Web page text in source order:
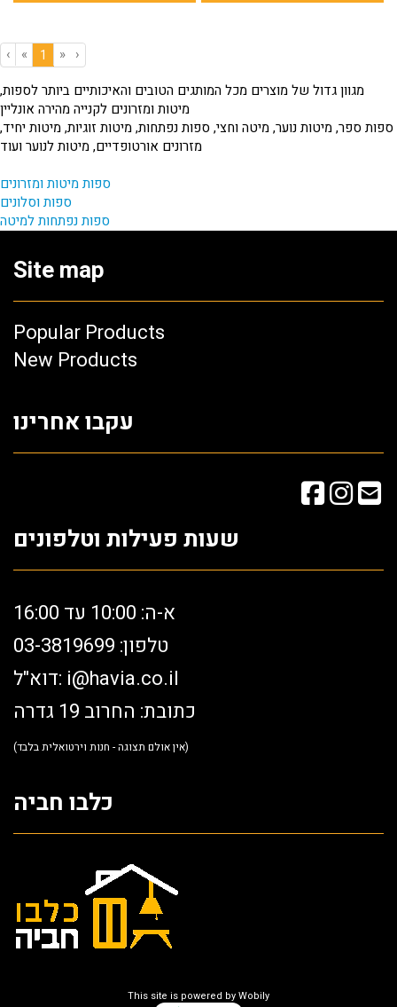
‹ « 1 (current)
» ›
מגוון גדול של מוצרים מכל המותגים הטובים והאיכותיים ביותר לספות,
מיטות ומזרונים לקנייה מהירה אונליין
ספות ספר, מיטות נוער, מיטה וחצי, ספות נפתחות, מיטות זוגיות, מיטות יחיד,
מזרונים אורטופדיים, מיטות לנוער ועוד
ספות מיטות ומזרונים
ספות וסלונים
ספות נפתחות למיטה
Site map
Popular Products
New Products
עקבו אחרינו
שעות פעילות וטלפונים
א-ה: 10:00 עד 16:00
טלפון: 03-3819699
דוא"ל: i@havia.co.il
כתובת: החרוב 19 גדרה
(אין אולם תצוגה - חנות וירטואלית בלבד)
כלבו חביה
This site is powered byWobily